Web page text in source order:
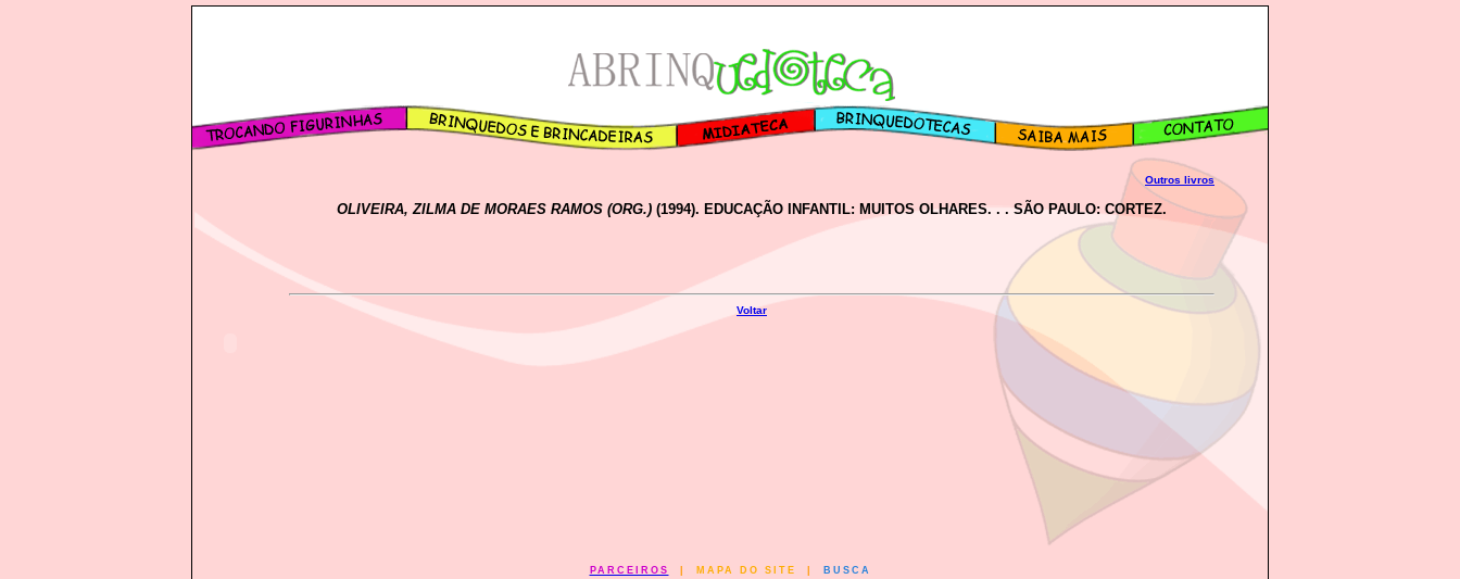
Outros livros
OLIVEIRA, ZILMA DE MORAES RAMOS (ORG.) (1994). EDUCAÇÃO INFANTIL: MUITOS OLHARES. . . SÃO PAULO: CORTEZ.
Voltar
PARCEIROS MAPA DO SITE BUSCA